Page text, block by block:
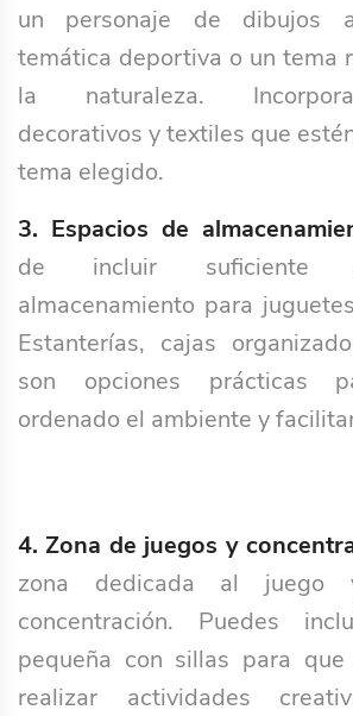
un personaje de dibujos
temática deportiva o un tema
la naturaleza.
decorativos y textiles que
tema elegido.
3. Espacios de
de incluir suficiente
almacenamiento para
Estanterías, cajas
son opciones prácticas
ordenado el ambiente y
4. Zona de juegos y
zona dedicada al
concentración. Puedes
pequeña con sillas para
realizar actividades